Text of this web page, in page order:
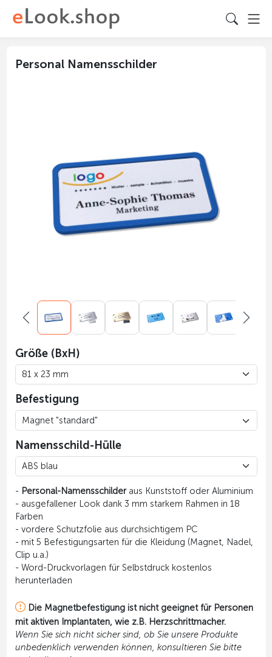
Personal Namensschilder
Größe (BxH)
Befestigung
Namensschild-Hülle
- Personal-Namensschilderaus Kunststoff oder Aluminium
- ausgefallener Look dank 3 mm starkem Rahmen in 18
Farben
- vordere Schutzfolie aus durchsichtigem PC
- mit 5 Befestigungsarten für die Kleidung (Magnet, Nadel,
Clip u.a.)
- Word-Druckvorlagen für Selbstdruck kostenlos
herunterladen
Die Magnetbefestigung ist nicht geeignet für Personen
mit aktiven Implantaten, wie z.B. Herzschrittmacher.
Wenn Sie sich nicht sicher sind, ob Sie unsere Produkte
unbedenklich verwenden können, konsultieren Sie bitte